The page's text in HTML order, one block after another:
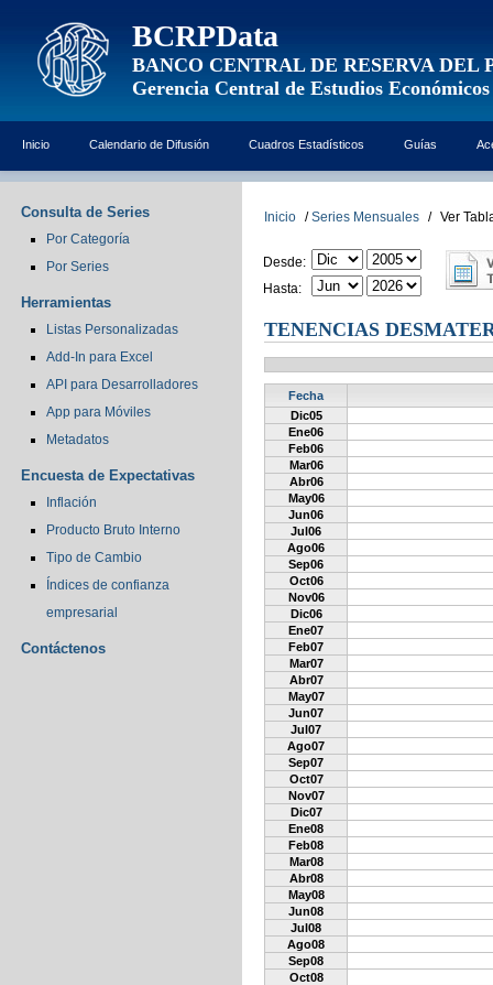
BCRPData
BANCO CENTRAL DE RESERVA DEL
Gerencia Central de Estudios Económicos
Inicio Calendario de Difusión Cuadros Estadísticos Guías
Consulta de Series
Por Categoría
Por Series
Herramientas
Listas Personalizadas
Add-In para Excel
API para Desarrolladores
App para Móviles
Metadatos
Encuesta de Expectativas
Inflación
Producto Bruto Interno
Tipo de Cambio
Índices de confianza
empresarial
Contáctenos
Inicio / Series Mensuales / Ver
Desde:
Hasta:
TENENCIAS
Fecha
Dic05
Ene06
Feb06
Mar06
Abr06
May06
Jun06
Jul06
Ago06
Sep06
Oct06
Nov06
Dic06
Ene07
Feb07
Mar07
Abr07
May07
Jun07
Jul07
Ago07
Sep07
Oct07
Nov07
Dic07
Ene08
Feb08
Mar08
Abr08
May08
Jun08
Jul08
Ago08
Sep08
Oct08